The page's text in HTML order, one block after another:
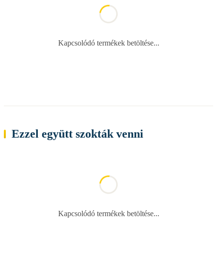
Kapcsolódó termékek betöltése...
Ezzel együtt szokták venni
Kapcsolódó termékek betöltése...